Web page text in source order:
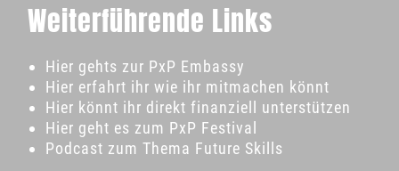
Weiterführende Links
Hier gehts zur PxP Embassy
Hier erfahrt ihr wie ihr mitmachen könnt
Hier könnt ihr direkt finanziell unterstützen
Hier geht es zum PxP Festival
Podcast zum Thema Future Skills